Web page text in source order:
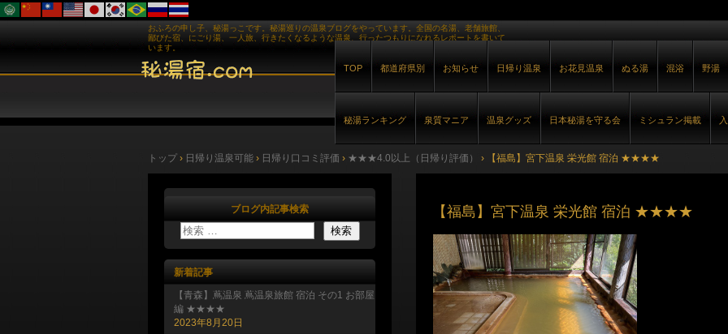
おふろの申し子、秘湯っこです。秘湯巡りの温泉ブログをやっています。全国の名湯、老舗旅館、
鄙びた宿、にごり湯、一人旅、行きたくなるような温泉、行ったつもりになれるレポートを書いて
います。
TOP 都道府県別 お知らせ 日帰り温泉 お花見温泉 ぬる湯 混浴 野湯
秘湯ランキング 泉質マニア 温泉グッズ 日本秘湯を守る会 ミシュラン掲載
トップ › 日帰り温泉可能 › 日帰り口コミ評価 › ★★★4.0以上（日帰り評価） › 【福島】宮下温泉 栄光館 宿泊 ★★★★
【福島】宮下温泉 栄光館 宿泊 ★★★★
ブログ内記事検索
新着記事
【青森】蔦温泉 蔦温泉旅館 宿泊 その1 お部屋
編 ★★★★
2023年8月20日